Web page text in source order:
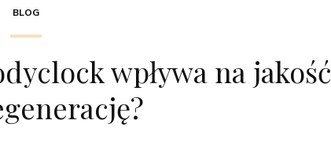
BLOG
wpływa na jakość